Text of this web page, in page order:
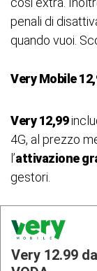
penali di
quando vuoi.
Very Mobile
Very 12,99
4G, al prezzo
l’attivazione
gestori.
Very 12.99